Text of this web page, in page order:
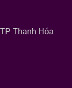
Thanh Hóa